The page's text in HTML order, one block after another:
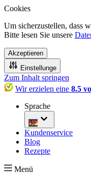
Cookies
Um sicherzustellen, dass
Bitte lesen Sie unsere
Akzeptieren
Einstellunge
Zum Inhalt springen
Wir erzielen eine 8.5
Sprache
de
Kundenservice
Blog
Rezepte
Menü